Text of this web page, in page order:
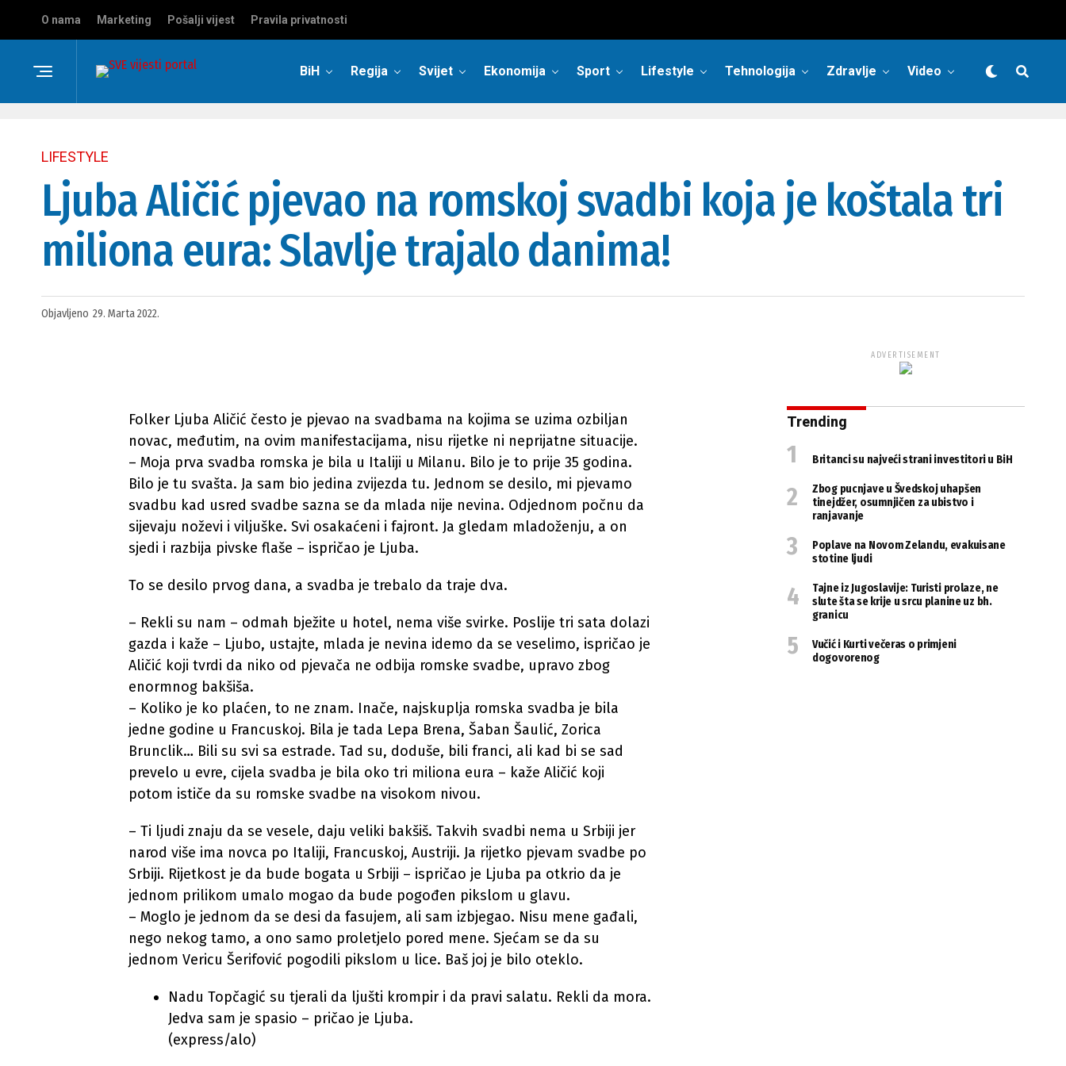
O nama Marketing Pošalji vijest Pravila privatnosti
BiH Regija Svijet Ekonomija Sport Lifestyle Tehnologija Zdravlje Video
LIFESTYLE
Ljuba Aličić pjevao na romskoj svadbi koja je koštala tri
miliona eura: Slavlje trajalo danima!
Objavljeno 29. Marta 2022.
Folker Ljuba Aličić često je pjevao na svadbama na kojima se uzima ozbiljan
novac, međutim, na ovim manifestacijama, nisu rijetke ni neprijatne situacije.
– Moja prva svadba romska je bila u Italiji u Milanu. Bilo je to prije 35 godina.
Bilo je tu svašta. Ja sam bio jedina zvijezda tu. Jednom se desilo, mi pjevamo
svadbu kad usred svadbe sazna se da mlada nije nevina. Odjednom počnu da
sijevaju noževi i viljuške. Svi osakaćeni i fajront. Ja gledam mladoženju, a on
sjedi i razbija pivske flaše – ispričao je Ljuba.
To se desilo prvog dana, a svadba je trebalo da traje dva.
– Rekli su nam – odmah bježite u hotel, nema više svirke. Poslije tri sata dolazi
gazda i kaže – Ljubo, ustajte, mlada je nevina idemo da se veselimo, ispričao je
Aličić koji tvrdi da niko od pjevača ne odbija romske svadbe, upravo zbog
enormnog bakšiša.
– Koliko je ko plaćen, to ne znam. Inače, najskuplja romska svadba je bila
jedne godine u Francuskoj. Bila je tada Lepa Brena, Šaban Šaulić, Zorica
Brunclik… Bili su svi sa estrade. Tad su, doduše, bili franci, ali kad bi se sad
prevelo u evre, cijela svadba je bila oko tri miliona eura – kaže Aličić koji
potom ističe da su romske svadbe na visokom nivou.
– Ti ljudi znaju da se vesele, daju veliki bakšiš. Takvih svadbi nema u Srbiji jer
narod više ima novca po Italiji, Francuskoj, Austriji. Ja rijetko pjevam svadbe po
Srbiji. Rijetkost je da bude bogata u Srbiji – ispričao je Ljuba pa otkrio da je
jednom prilikom umalo mogao da bude pogođen pikslom u glavu.
– Moglo je jednom da se desi da fasujem, ali sam izbjegao. Nisu mene gađali,
nego nekog tamo, a ono samo proletjelo pored mene. Sjećam se da su
jednom Vericu Šerifović pogodili pikslom u lice. Baš joj je bilo oteklo.
Nadu Topčagić su tjerali da ljušti krompir i da pravi salatu. Rekli da mora.
Jedva sam je spasio – pričao je Ljuba.
(express/alo)
ADVERTISEMENT
Trending
Britanci su najveći strani investitori u BiH
Zbog pucnjave u Švedskoj uhapšen
tinejdžer, osumnjičen za ubistvo i
ranjavanje
Poplave na Novom Zelandu, evakuisane
stotine ljudi
Tajne iz Jugoslavije: Turisti prolaze, ne
slute šta se krije u srcu planine uz bh.
granicu
Vučić i Kurti večeras o primjeni
dogovorenog